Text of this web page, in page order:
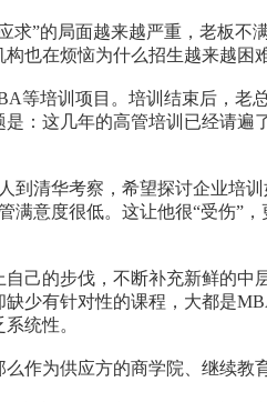
”的局面越来越严重，老板不
也在烦恼为什么招生越来越困
培训项目。培训结束后，老
：这几年的高管培训已经请
华考察，希望探讨企业培
意度很低。这让他很“受伤”
的步伐，不断补充新鲜的中
少有针对性的课程，大都是
统性。
为供应方的商学院、继续教